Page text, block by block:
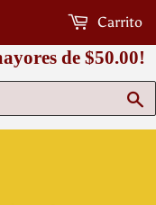
de $50.00!
Carrito